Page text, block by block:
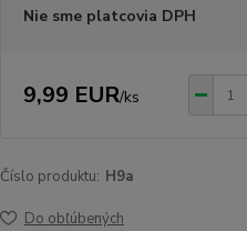
Nie sme platcovia DPH
9,99 EUR/ks
Číslo produktu: H9a
Do obľúbených